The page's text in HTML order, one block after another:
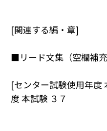
[関連する編・章]
■リード文集（空欄補充
[センター試験使用年度
度 本試験 ３７